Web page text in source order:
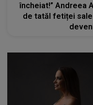
încheiat!” Andreea
de tatăl fetiței sale